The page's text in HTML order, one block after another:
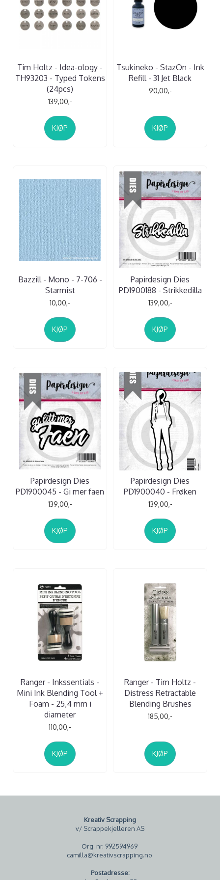
Tim Holtz - Idea-ology -
TH93203 - Typed Tokens
(24pcs)
139,00,-
KJØP
Tsukineko - StazOn - Ink
Refill - 31 Jet Black
90,00,-
KJØP
Bazzill - Mono - 7-706 -
Starmist
10,00,-
KJØP
Papirdesign Dies
PD1900188 - Strikkedilla
139,00,-
KJØP
Papirdesign Dies
PD1900045 - Gi mer faen
139,00,-
KJØP
Papirdesign Dies
PD1900040 - Frøken
139,00,-
KJØP
Ranger - Inkssentials -
Mini Ink Blending Tool +
Foam - 25,4 mm i
diameter
110,00,-
KJØP
Ranger - Tim Holtz -
Distress Retractable
Blending Brushes
185,00,-
KJØP
Kreativ Scrapping
v/ Scrappekjelleren AS
Org. nr. 992594969
camilla@kreativscrapping.no
Postadresse: